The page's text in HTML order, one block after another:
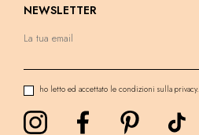
NEWSLETTER
ho letto ed accettato le condizioni sulla privacy.